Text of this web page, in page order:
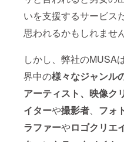
いを支援するサービス
思われるかもしれません
しかし、弊社のMUSA
界中の様々なジャンル
アーティスト、 映像ク
イターや撮影者、 フォ
ラファーやロゴクリエ